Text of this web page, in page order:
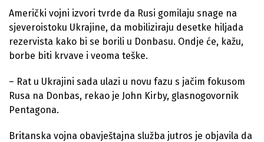
Američki vojni izvori tvrde da Rusi gomilaju snage na
sjeveroistoku Ukrajine, da mobiliziraju desetke hiljada
rezervista kako bi se borili u Donbasu. Ondje će, kažu,
borbe biti krvave i veoma teške.
– Rat u Ukrajini sada ulazi u novu fazu s jačim fokusom
Rusa na Donbas, rekao je John Kirby, glasnogovornik
Pentagona.
Britanska vojna obavještajna služba jutros je objavila da